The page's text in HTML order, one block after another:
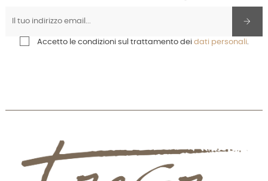
Accetto le condizioni sul trattamento dei dati personali.